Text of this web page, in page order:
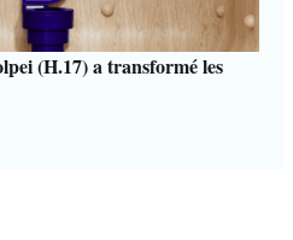
(H.17) a transformé les